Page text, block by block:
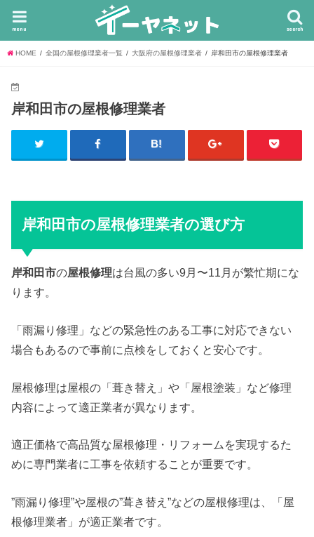
search
menu
HOME 全国の屋根修理業者一覧 大阪府の屋根修理業者 岸和田市の屋根修理業者
岸和田市の屋根修理業者
岸和田市の屋根修理業者の選び方
岸和田市の屋根修理は台風の多い9月〜11月が繁忙期にな
ります。
「雨漏り修理」などの緊急性のある工事に対応できない
場合もあるので事前に点検をしておくと安心です。
屋根修理は屋根の「葺き替え」や「屋根塗装」など修理
内容によって適正業者が異なります。
適正価格で高品質な屋根修理・リフォームを実現するた
めに専門業者に工事を依頼することが重要です。
”雨漏り修理”や屋根の”葺き替え”などの屋根修理は、「屋
根修理業者」が適正業者です。